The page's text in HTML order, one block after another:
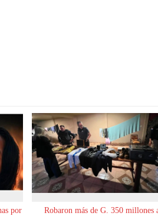
por Robaron más de G. 350 millones